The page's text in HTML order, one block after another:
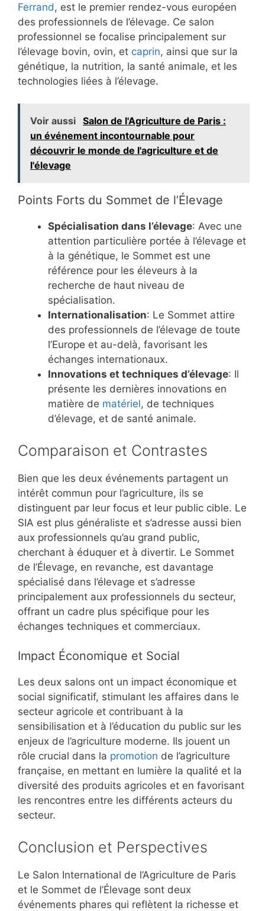
Ferrand , est le premier rendez-vous européen
des professionnels de l’élevage. Ce salon
professionnel se focalise principalement sur
l’élevage bovin, ovin, et caprin, ainsi que sur la
génétique, la nutrition, la santé animale, et les
technologies liées à l’élevage.
Voir aussi Salon de l'Agriculture de Paris :
un événement incontournable pour
découvrir le monde de l'agriculture et de
l'élevage
Points Forts du Sommet de l’Élevage
Spécialisation dans l’élevage: Avec une
attention particulière portée à l’élevage et
à la génétique, le Sommet est une
référence pour les éleveurs à la
recherche de haut niveau de
spécialisation.
Internationalisation: Le Sommet attire
des professionnels de l’élevage de toute
l’Europe et au-delà, favorisant les
échanges internationaux.
Innovations et techniques d’élevage: Il
présente les dernières innovations en
matière de matériel, de techniques
d’élevage, et de santé animale.
Comparaison et Contrastes
Bien que les deux événements partagent un
intérêt commun pour l’agriculture, ils se
distinguent par leur focus et leur public cible. Le
SIA est plus généraliste et s’adresse aussi bien
aux professionnels qu’au grand public,
cherchant à éduquer et à divertir. Le Sommet
de l’Élevage, en revanche, est davantage
spécialisé dans l’élevage et s’adresse
principalement aux professionnels du secteur,
offrant un cadre plus spécifique pour les
échanges techniques et commerciaux.
Impact Économique et Social
Les deux salons ont un impact économique et
social significatif, stimulant les affaires dans le
secteur agricole et contribuant à la
sensibilisation et à l’éducation du public sur les
enjeux de l’agriculture moderne. Ils jouent un
rôle crucial dans la promotion de l’agriculture
française, en mettant en lumière la qualité et la
diversité des produits agricoles et en favorisant
les rencontres entre les différents acteurs du
secteur.
Conclusion et Perspectives
Le Salon International de l’Agriculture de Paris
et le Sommet de l’Élevage sont deux
événements phares qui reflètent la richesse et